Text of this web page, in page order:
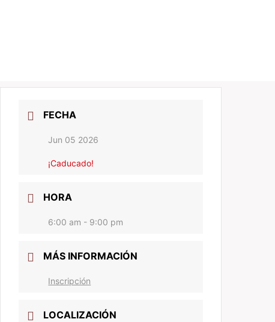
FECHA
Jun 05 2026
¡Caducado!
HORA
6:00 am - 9:00 pm
MÁS INFORMACIÓN
Inscripción
LOCALIZACIÓN